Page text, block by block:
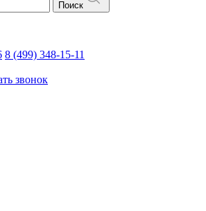
Поиск
8 (499) 348-15-11
звонок